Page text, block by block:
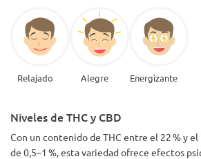
Relajado Alegre Energizante
Niveles de THC y CBD
Con un contenido de THC entre el 22 % y el
de 0,5–1 %, esta variedad ofrece efectos